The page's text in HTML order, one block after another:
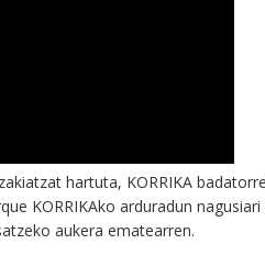
hartuta, KORRIKA
KORRIKAko arduradun
aukera ematearren.